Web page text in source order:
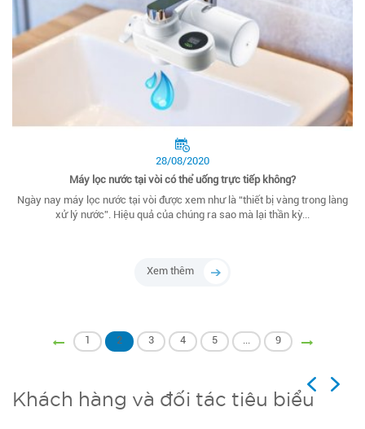
28/08/2020
Máy lọc nước tại vòi có thể uống trực tiếp không?
Ngày nay máy lọc nước tại vòi được xem như là “thiết bị vàng trong làng
xử lý nước”. Hiệu quả của chúng ra sao mà lại thần kỳ...
Xem thêm
1 2 3 4 5 ... 9
Khách hàng và đối tác tiêu biểu
Previous
Next